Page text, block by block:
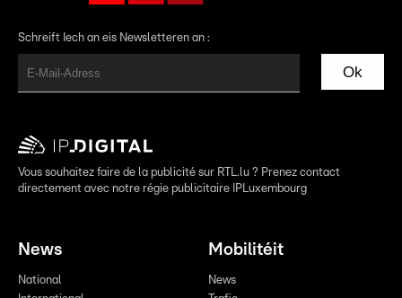
Schreift Iech an eis Newsletteren an :
Ok
Vous souhaitez faire de la publicité sur RTL.lu ? Prenez contact
directement avec notre régie publicitaire IPLuxembourg
News
National
Mobilitéit
News